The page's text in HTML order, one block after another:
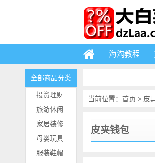
海淘教程
全部商品分类
投资理财
旅游休闲
家居装修
母婴玩具
服装鞋帽
当前位置： 首页 > 皮
皮夹钱包